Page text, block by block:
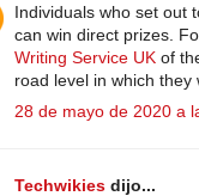
Individuals who set out
can win direct prizes.
Writing Service UK of
road level in which they
28 de mayo de 2020 a
Techwikies dijo...